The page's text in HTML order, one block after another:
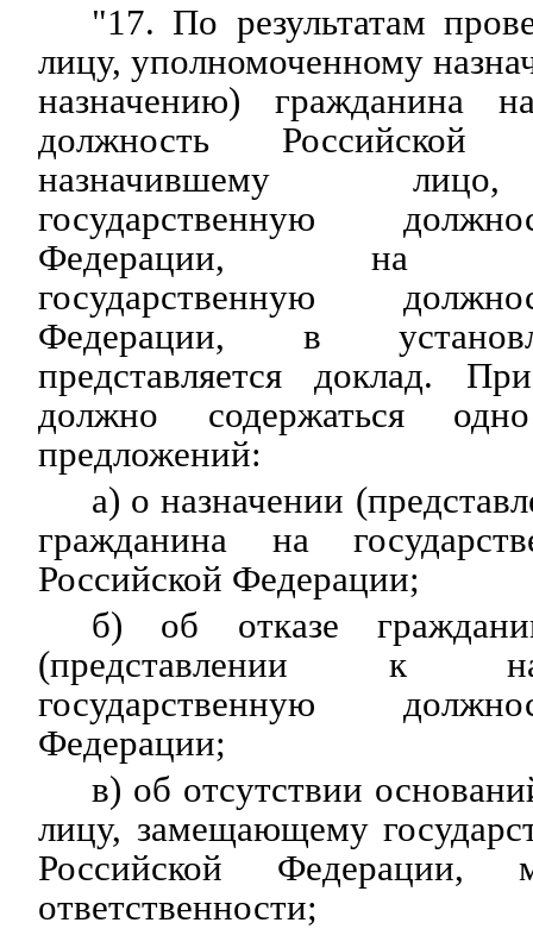
"17. По результатам
лицу, уполномоченному
назначению) гражданина
должность
назначившему
государственную
Федерации, на
государственную
Федерации, в
представляется доклад.
должно содержаться
предложений:
а) о назначении
гражданина на
Российской Федерации;
б) об отказе
(представлении к
государственную
Федерации;
в) об отсутствии
лицу, замещающему
Российской Федерации,
ответственности;